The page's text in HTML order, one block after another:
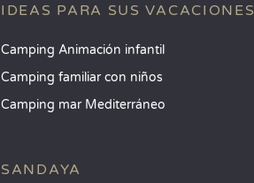
IDEAS PARA SUS VACACIONES
Camping Animación infantil
Camping familiar con niños
Camping mar Mediterráneo
SANDAYA